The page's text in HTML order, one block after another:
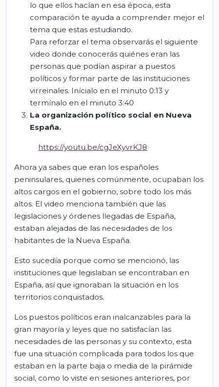
lo que ellos hacían en esa época, esta
comparación te ayuda a comprender mejor el
tema que estas estudiando.
Para reforzar el tema observarás el siguiente
video donde conocerás quiénes eran las
personas que podían aspirar a puestos
políticos y formar parte de las instituciones
virreinales. Inícialo en el minuto 0:13 y
termínalo en el minuto 3:40
La organización político social en Nueva
España.
https://youtu.be/cgJeXyvrKJ8
Ahora ya sabes que eran los españoles
peninsulares, quienes comúnmente, ocupaban los
altos cargos en el gobierno, sobre todo los más
altos. El video menciona también que las
legislaciones y órdenes llegadas de España,
estaban alejadas de las necesidades de los
habitantes de la Nueva España.
Esto sucedía porque como se mencionó, las
instituciones que legislaban se encontraban en
España, así que ignoraban la situación en los
territorios conquistados.
Los puestos políticos eran inalcanzables para la
gran mayoría y leyes que no satisfacían las
necesidades de las personas y su contexto, esta
fue una situación complicada para todos los que
estaban en la parte baja o media de la pirámide
social, como lo viste en sesiones anteriores, por